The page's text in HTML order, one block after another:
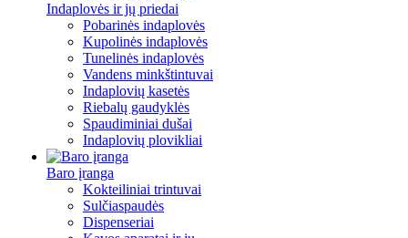
Indaplovės ir jų priedai
Pobarinės indaplovės
Kupolinės indaplovės
Tunelinės indaplovės
Vandens minkštintuvai
Indaplovių kasetės
Riebalų gaudyklės
Spaudiminiai dušai
Indaplovių plovikliai
Baro įranga
Kokteiliniai trintuvai
Sulčiaspaudės
Dispenseriai